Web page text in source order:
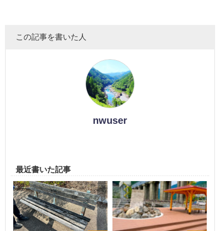
この記事を書いた人
nwuser
最近書いた記事